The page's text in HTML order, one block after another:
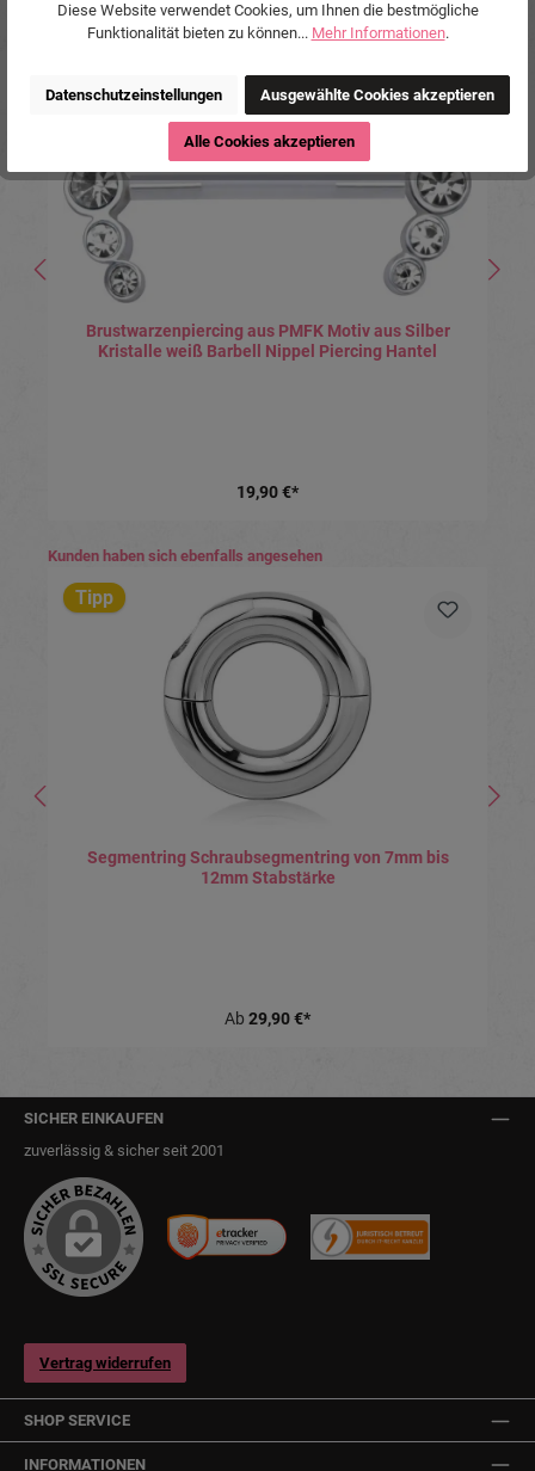
Produktgalerie überspringen
Ähnliche Produkte
Brustwarzenpiercing aus PMFK Motiv aus Silber
Kristalle weiß Barbell Nippel Piercing Hantel
19,90 €*
Produktgalerie überspringen
Kunden haben sich ebenfalls angesehen
Tipp
Segmentring Schraubsegmentring von 7mm bis
12mm Stabstärke
Ab 29,90 €*
SICHER EINKAUFEN
zuverlässig & sicher seit 2001
Vertrag widerrufen
SHOP SERVICE
INFORMATIONEN
Diese Website verwendet Cookies, um Ihnen die bestmögliche
Funktionalität bieten zu können... Mehr Informationen.
Datenschutzeinstellungen Ausgewählte Cookies akzeptieren
Alle Cookies akzeptieren